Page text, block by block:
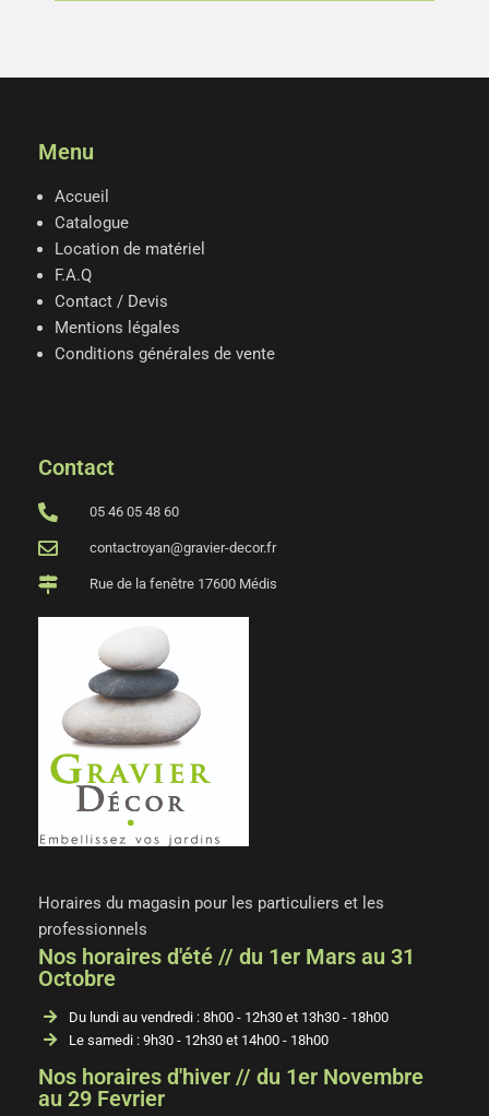
Menu
Accueil
Catalogue
Location de matériel
F.A.Q
Contact / Devis
Mentions légales
Conditions générales de vente
Contact
05 46 05 48 60
contactroyan@gravier-decor.fr
Rue de la fenêtre 17600 Médis
Horaires du magasin pour les particuliers et les
professionnels
Nos horaires d'été // du 1er Mars au 31
Octobre
Du lundi au vendredi : 8h00 - 12h30 et 13h30 - 18h00
Le samedi : 9h30 - 12h30 et 14h00 - 18h00
Nos horaires d'hiver // du 1er Novembre
au 29 Fevrier